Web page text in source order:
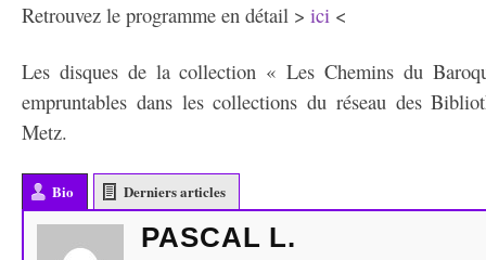
Retrouvez le programme en détail > ici <
Les disques de la collection « Les Chemins du
empruntables dans les collections du réseau des
Metz.
Bio Derniers articles
PASCAL L.